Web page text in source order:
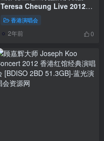
Teresa Cheung Live 2012
[BDMV 37.35GB]
香港演唱会
2年前 0